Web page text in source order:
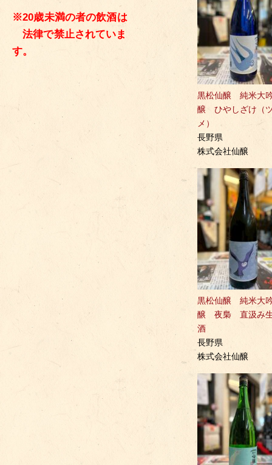
黒松仙醸 純米大
醸 ひやしざけ（
メ）
長野県
株式会社仙醸
黒松仙醸 純米大
醸 夜梟 直汲み
酒
長野県
株式会社仙醸
※20歳未満の者の飲酒は
法律で禁止されていま
す。